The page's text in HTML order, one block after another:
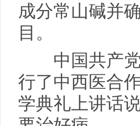
成分常山碱并
目。
中国共产党
行了中西医合
学典礼上讲话